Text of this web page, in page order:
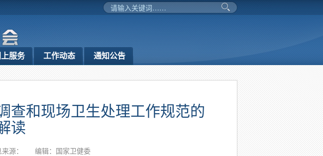
服务 工作动态 通知公告
查和现场卫生处理工作规范的
读
源：
编辑：国家卫健委